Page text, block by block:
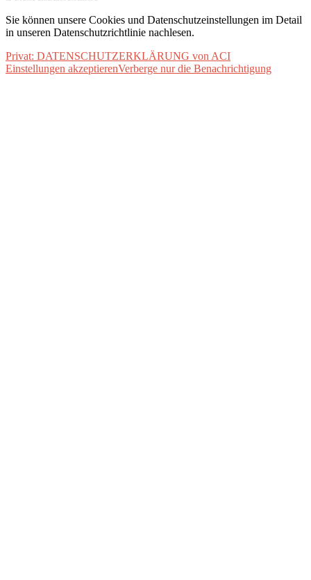
Sie können unsere Cookies und Datenschutzeinstellungen im Detail
in unseren Datenschutzrichtlinie nachlesen.
Privat: DATENSCHUTZERKLÄRUNG von ACI
Einstellungen akzeptierenVerberge nur die Benachrichtigung